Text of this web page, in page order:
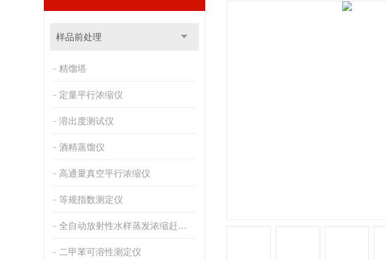
样品前处理
精馏塔
定量平行浓缩仪
溶出度测试仪
酒精蒸馏仪
高通量真空平行浓缩仪
等规指数测定仪
全自动放射性水样蒸发浓缩赶酸仪
二甲苯可溶性测定仪